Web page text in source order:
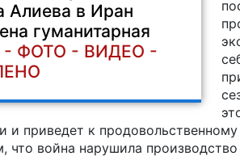
Алиева в Иран
гуманитарная
- ФОТО - ВИДЕО -
и приведет к
что война нарушила